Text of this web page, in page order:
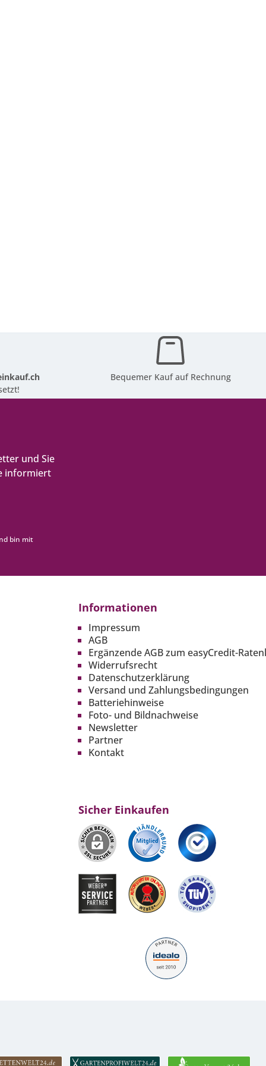
Bequemer Kauf auf Rechnung
und Sie
informiert
bin mit
Informationen
Impressum
AGB
Ergänzende AGB zum easyCredit-
Widerrufsrecht
Datenschutzerklärung
Versand und Zahlungsbedingungen
Batteriehinweise
Foto- und Bildnachweise
Newsletter
Partner
Kontakt
Sicher Einkaufen